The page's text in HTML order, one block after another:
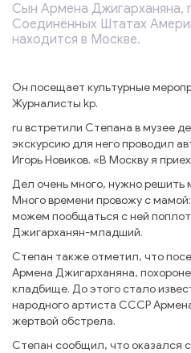
Сын Армена Джигарханяна,
Соединённых Штатах
находится в Москве.
Он посещает культурные
Журналисты kp.
ru встретили Степана в музее
экскурсию для него проводил
Игорь Новиков. «В Москву я
Дел очень много, нужно решить
Много времени провожу с
можем пообщаться с ней
Джигарханян-младший.
Степан также отметил, что
Армена Джигарханяна,
кладбище. До этого стало
народного артиста СССР
жертвой обстрела.
Степан сообщил, что оказался